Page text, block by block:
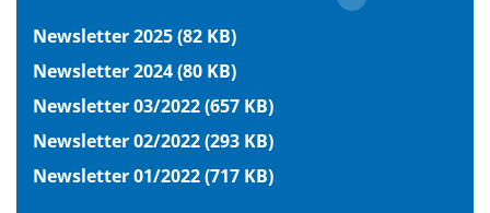
Newsletter 2025 (82 KB)
Newsletter 2024 (80 KB)
Newsletter 03/2022 (657 KB)
Newsletter 02/2022 (293 KB)
Newsletter 01/2022 (717 KB)